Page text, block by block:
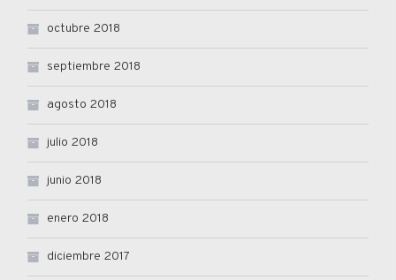
octubre 2018
septiembre 2018
agosto 2018
julio 2018
junio 2018
enero 2018
diciembre 2017